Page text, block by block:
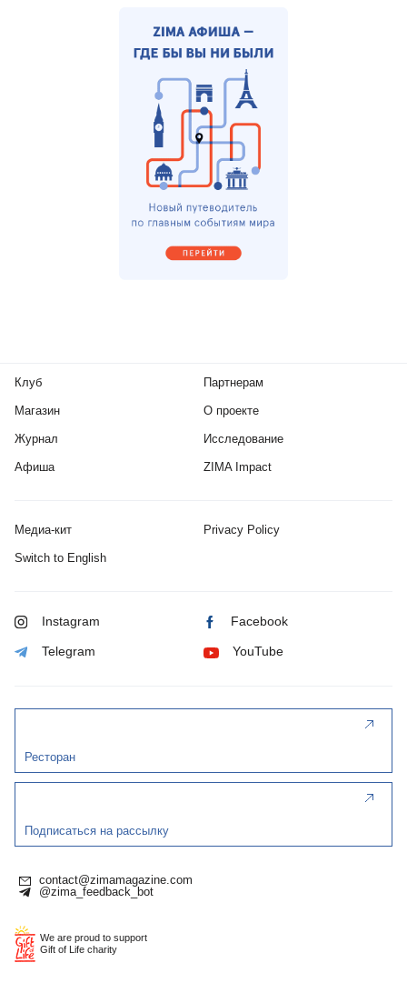
Клуб
Магазин
Журнал
Афиша
Партнерам
О проекте
Исследование
ZIMA Impact
Медиа-кит Privacy Policy
Switch to English
Instagram Facebook
Telegram YouTube
Ресторан
Подписаться на рассылку
contact@zimamagazine.com
@zima_feedback_bot
We are proud to support
Gift of Life charity